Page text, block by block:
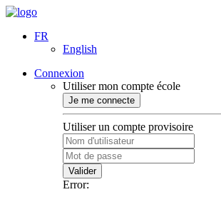
FR
English
Connexion
Utiliser mon compte école
Je me connecte
Utiliser un compte provisoire
Valider
Error: